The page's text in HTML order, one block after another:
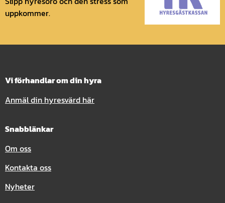
uppkommer.
Vi förhandlar om din hyra
Anmäl din hyresvärd här
Snabblänkar
Om oss
Kontakta oss
Nyheter